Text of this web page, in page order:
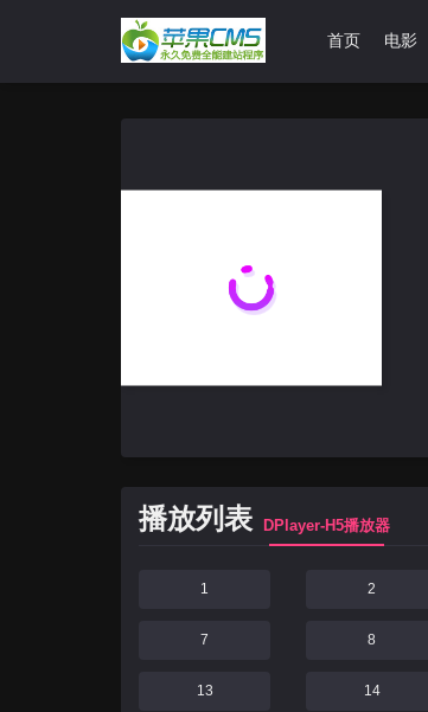
首页 电影
播放列表 DPlayer-H5播放器
1 2
7 8
13 14